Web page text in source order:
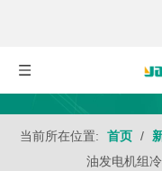
当前所在位置: 首页 /
油发电机组